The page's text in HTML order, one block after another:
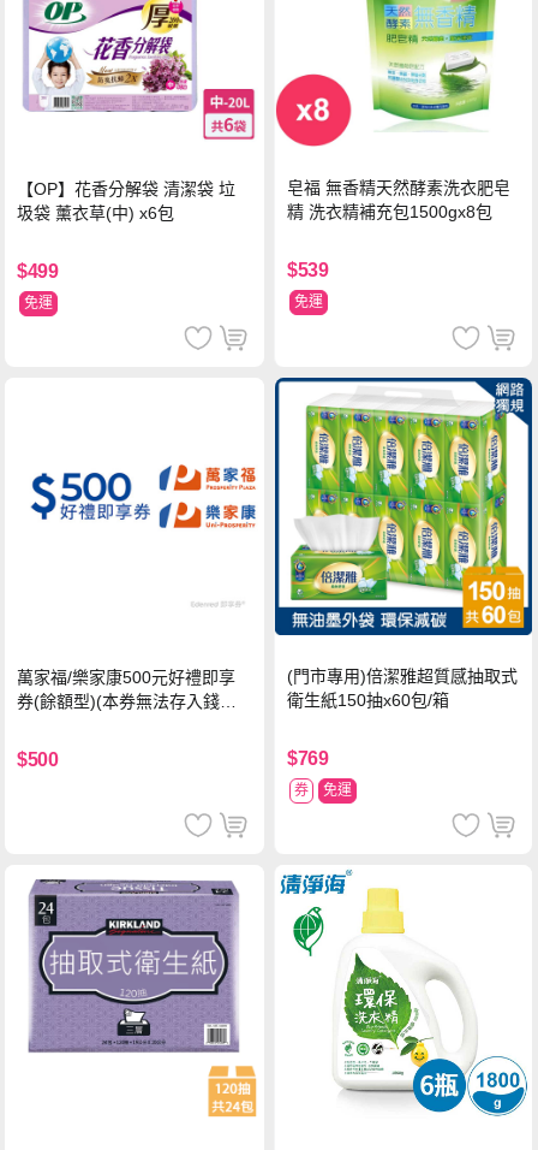
【OP】花香分解袋 清潔袋 垃
圾袋 薰衣草(中) x6包
$499
免運
皂福 無香精天然酵素洗衣肥皂
精 洗衣精補充包1500gx8包
$539
免運
萬家福/樂家康500元好禮即享
券(餘額型)(本券無法存入錢包
$500
(門市專用)倍潔雅超質感抽取式
衛生紙150抽x60包/箱
$769
券 免運